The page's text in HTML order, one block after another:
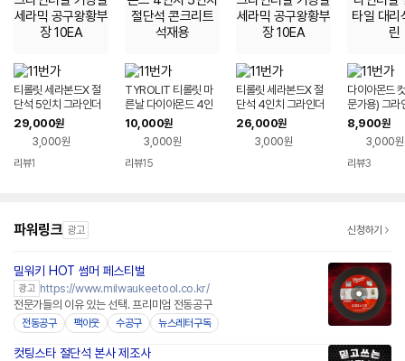
티롤릿 세라본드X 절
단석 5인치 그라인더
날 커팅날 세라믹 공구
왕황부장 10EA
29,000원
3,000원
리뷰1
TYROLIT 티롤릿 마
른날 다이아몬드 4인
치 5인치 절단석 콘크
리트 석재용
10,000원
3,000원
리뷰15
티롤릿 세라본드X 절
단석 4인치 그라인더
날 커팅날 세라믹 공구
왕황부장 10EA
26,000원
3,000원
다이아몬드
문가용) 그라
단석 타일 대
린
8,900원
3,000원
리뷰3
파워링크 광고 신청하기
밀워키 HOT 썸머 페스티벌
광고 https://www.milwaukeetool.co.kr/
전문가들의 이유 있는 선택. 프리미엄 전동공구
전동공구 팩아웃 수공구 뉴스레터구독
컷팅스타 절단석 본사 제조사